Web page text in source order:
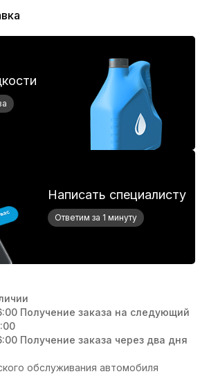
Написать специалисту
Ответим за 1 минуту
Получение заказа на следующий
Получение заказа через два дня
обслуживания автомобиля